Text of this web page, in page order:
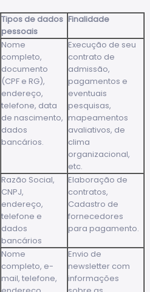
Tipos de dados
pessoais
Finalidade
Nome
completo,
documento
(CPF e RG),
endereço,
telefone, data
de nascimento,
dados
bancários.
Execução de seu
contrato de
admissão,
pagamentos e
eventuais
pesquisas,
mapeamentos
avaliativos, de
clima
organizacional,
etc.
Razão Social,
CNPJ,
endereço,
telefone e
dados
bancários
Elaboração de
contratos,
Cadastro de
fornecedores
para pagamento.
Nome
completo, e-
mail, telefone,
Envio de
newsletter com
informações